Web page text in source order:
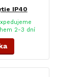
IP40
2-3 dní